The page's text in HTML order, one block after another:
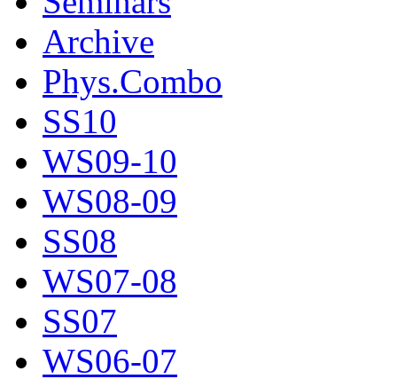
Archive
Phys.Combo
SS10
WS09-10
WS08-09
SS08
WS07-08
SS07
WS06-07